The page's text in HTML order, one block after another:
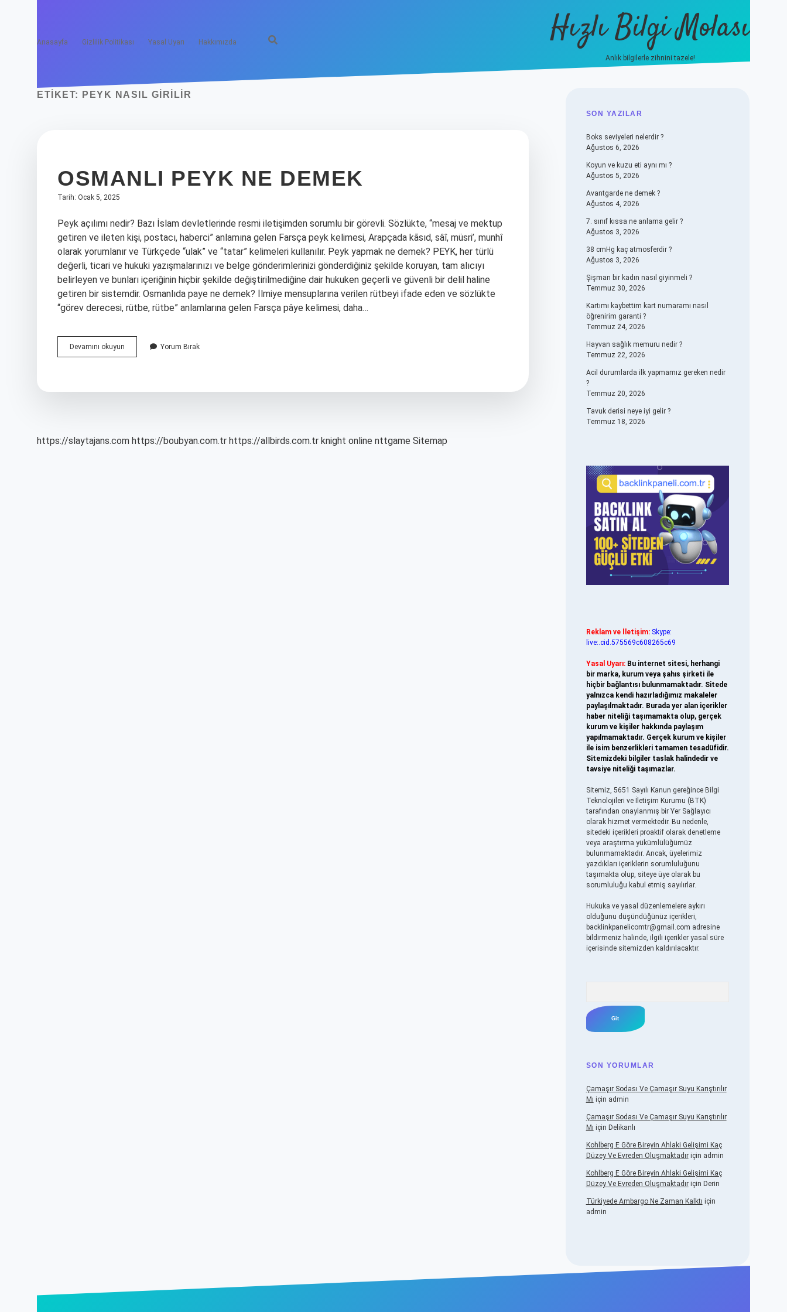
Anasayfa Gizlilik Politikası Yasal Uyarı Hakkımızda Hızlı Bilgi Molası
Anlık bilgilerle zihnini tazele!
ETIKET: PEYK NASIL GIRILIR
OSMANLI PEYK NE DEMEK
Tarih: Ocak 5, 2025
Peyk açılımı nedir? Bazı İslam devletlerinde resmi iletişimden sorumlu bir görevli. Sözlükte, “mesaj ve mektup
getiren ve ileten kişi, postacı, haberci” anlamına gelen Farsça peyk kelimesi, Arapçada kāsıd, sâî, müsri’, munhî
olarak yorumlanır ve Türkçede “ulak” ve “tatar” kelimeleri kullanılır. Peyk yapmak ne demek? PEYK, her türlü
değerli, ticari ve hukuki yazışmalarınızı ve belge gönderimlerinizi gönderdiğiniz şekilde koruyan, tam alıcıyı
belirleyen ve bunları içeriğinin hiçbir şekilde değiştirilmediğine dair hukuken geçerli ve güvenli bir delil haline
getiren bir sistemdir. Osmanlıda paye ne demek? İlmiye mensuplarına verilen rütbeyi ifade eden ve sözlükte
“görev derecesi, rütbe, rütbe” anlamlarına gelen Farsça pâye kelimesi, daha…
Devamını okuyun Osmanlı
Peyk
Yorum Bırak
https://slaytajans.com https://boubyan.com.tr https://allbirds.com.tr knight online nttgame Sitemap
SIDEBAR
SON YAZILAR
Boks seviyeleri nelerdir ?
Ağustos 6, 2026
Koyun ve kuzu eti aynı mı ?
Ağustos 5, 2026
Avantgarde ne demek ?
Ağustos 4, 2026
7. sınıf kıssa ne anlama gelir ?
Ağustos 3, 2026
38 cmHg kaç atmosferdir ?
Ağustos 3, 2026
Şişman bir kadın nasıl giyinmeli ?
Temmuz 30, 2026
Kartımı kaybettim kart numaramı nasıl
öğrenirim garanti ?
Temmuz 24, 2026
Hayvan sağlık memuru nedir ?
Temmuz 22, 2026
Acil durumlarda ilk yapmamız gereken nedir
?
Temmuz 20, 2026
Tavuk derisi neye iyi gelir ?
Temmuz 18, 2026
Reklam ve İletişim: Skype:
live:.cid.575569c608265c69
Yasal Uyarı: Bu internet sitesi, herhangi
bir marka, kurum veya şahıs şirketi ile
hiçbir bağlantısı bulunmamaktadır. Sitede
yalnızca kendi hazırladığımız makaleler
paylaşılmaktadır. Burada yer alan içerikler
haber niteliği taşımamakta olup, gerçek
kurum ve kişiler hakkında paylaşım
yapılmamaktadır. Gerçek kurum ve kişiler
ile isim benzerlikleri tamamen tesadüfidir.
Sitemizdeki bilgiler taslak halindedir ve
tavsiye niteliği taşımazlar.
Sitemiz, 5651 Sayılı Kanun gereğince Bilgi
Teknolojileri ve İletişim Kurumu (BTK)
tarafından onaylanmış bir Yer Sağlayıcı
olarak hizmet vermektedir. Bu nedenle,
sitedeki içerikleri proaktif olarak denetleme
veya araştırma yükümlülüğümüz
bulunmamaktadır. Ancak, üyelerimiz
yazdıkları içeriklerin sorumluluğunu
taşımakta olup, siteye üye olarak bu
sorumluluğu kabul etmiş sayılırlar.
Hukuka ve yasal düzenlemelere aykırı
olduğunu düşündüğünüz içerikleri,
backlinkpanelicomtr@gmail.com adresine
bildirmeniz halinde, ilgili içerikler yasal süre
içerisinde sitemizden kaldırılacaktır.
SON YORUMLAR
Çamaşır Sodası Ve Çamaşır Suyu Karıştırılır
Mı için admin
Çamaşır Sodası Ve Çamaşır Suyu Karıştırılır
Mı için Delikanlı
Kohlberg E Göre Bireyin Ahlaki Gelişimi Kaç
Düzey Ve Evreden Oluşmaktadıriçin admin
Kohlberg E Göre Bireyin Ahlaki Gelişimi Kaç
Düzey Ve Evreden Oluşmaktadıriçin Derin
Türkiyede Ambargo Ne Zaman Kalktı için
admin